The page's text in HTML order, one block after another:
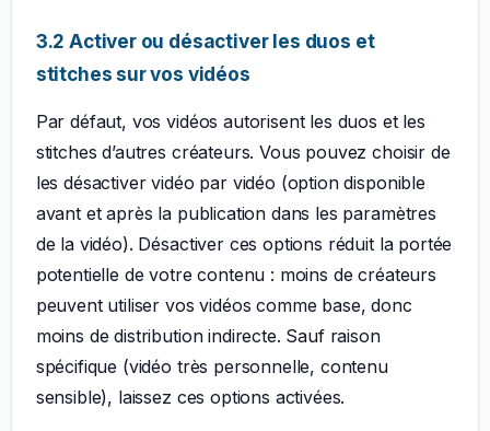
3.2 Activer ou désactiver les duos et
stitches sur vos vidéos
Par défaut, vos vidéos autorisent les duos et les
stitches d’autres créateurs. Vous pouvez choisir de
les désactiver vidéo par vidéo (option disponible
avant et après la publication dans les paramètres
de la vidéo). Désactiver ces options réduit la portée
potentielle de votre contenu : moins de créateurs
peuvent utiliser vos vidéos comme base, donc
moins de distribution indirecte. Sauf raison
spécifique (vidéo très personnelle, contenu
sensible), laissez ces options activées.